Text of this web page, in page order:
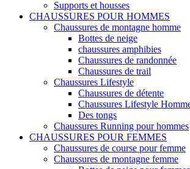
Supports et housses
CHAUSSURES POUR HOMMES
Chaussures de montagne homme
Bottes de neige
chaussures amphibies
Chaussures de randonnée
Chaussures de trail
Chaussures Lifestyle
Chaussures de détente
Chaussures Lifestyle
Des tongs
Chaussures Running pour hommes
CHAUSSURES POUR FEMMES
Chaussures de course pour femme
Chaussures de montagne femme